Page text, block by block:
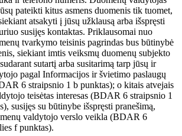
pateikti kitus asmens duomenis tik tuomet,
atsakyti į jūsų užklausą arba išspręsti
susijęs kontaktas. Priklausomai nuo
tvarkymo teisinis pagrindas bus būtinybė
siekiant imtis veiksmų duomenų subjekto
sutartį arba susitarimą tarp jūsų ir
pagal Informacijos ir švietimo paslaugų
6 straipsnio 1 b punktas); o kitais atvejais
teisėtas interesas (BDAR 6 straipsnio 1
susijęs su būtinybe išspręsti pranešimą,
valdytojo verslo veikla (BDAR 6
f punktas).